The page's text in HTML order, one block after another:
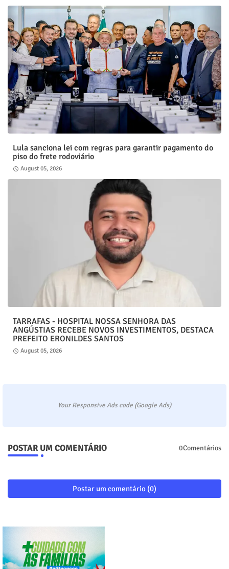
Lula sanciona lei com regras para garantir pagamento do
piso do frete rodoviário
August 05, 2026
TARRAFAS - HOSPITAL NOSSA SENHORA DAS
ANGÚSTIAS RECEBE NOVOS INVESTIMENTOS, DESTACA
PREFEITO ERONILDES SANTOS
August 05, 2026
Your Responsive Ads code (Google Ads)
POSTAR UM COMENTÁRIO 0Comentários
Postar um comentário (0)